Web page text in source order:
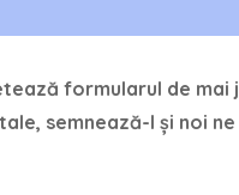
formularul de mai
semnează-l și noi